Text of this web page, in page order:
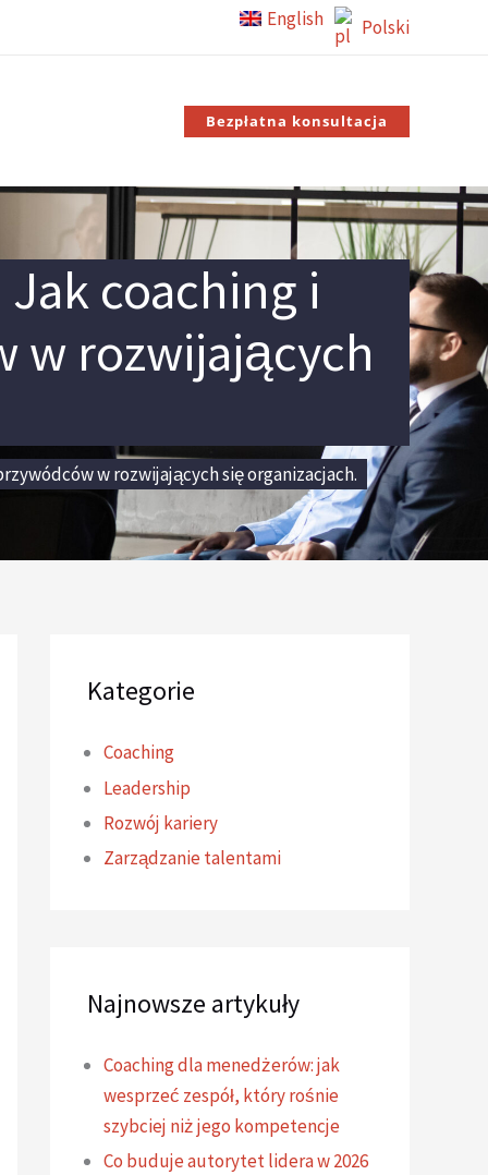
English Polski
Bezpłatna konsultacja
coaching i
w rozwijających
w rozwijających się organizacjach.
Kategorie
Coaching
Leadership
Rozwój kariery
Zarządzanie talentami
Najnowsze artykuły
Coaching dla menedżerów: jak
wesprzeć zespół, który rośnie
szybciej niż jego kompetencje
Co buduje autorytet lidera w 2026